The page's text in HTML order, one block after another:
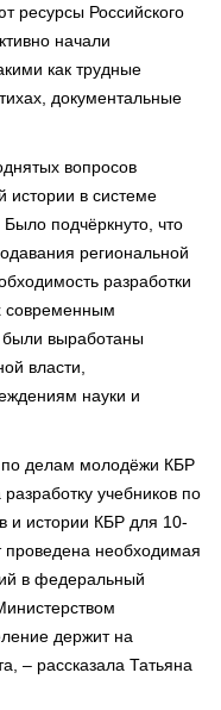
ресурсы Российского
начали
как трудные
документальные
вопросов
истории в системе
Было подчёркнуто, что
региональной
разработки
современным
выработаны
власти,
науки и
по делам молодёжи КБР
учебников по
и истории КБР для 10-
проведена необходимая
в федеральный
держит на
– рассказала Татьяна